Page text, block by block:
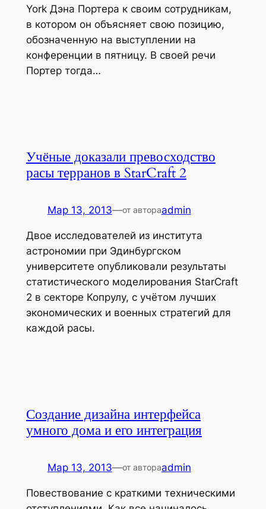
York Дэна Портера к своим сотрудникам,
в котором он объясняет свою позицию,
обозначенную на выступлении на
конференции в пятницу. В своей речи
Портер тогда…
Учёные доказали превосходство
расы терранов в StarCraft 2
Мар 13, 2013—от автораadmin
Двое исследователей из института
астрономии при Эдинбургском
университете опубликовали результаты
статистического моделирования StarCraft
2 в секторе Копрулу, с учётом лучших
экономических и военных стратегий для
каждой расы.
Создание дизайна интерфейса
умного дома и его интеграция
Мар 13, 2013—от автораadmin
Повествование с краткими техническими